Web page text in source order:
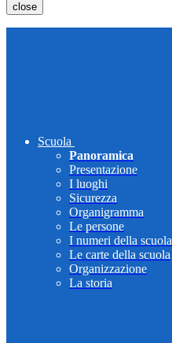
close
Scuola
Panoramica
Presentazione
I luoghi
Sicurezza
Organigramma
Le persone
I numeri della scuola
Le carte della scuola
Organizzazione
La storia